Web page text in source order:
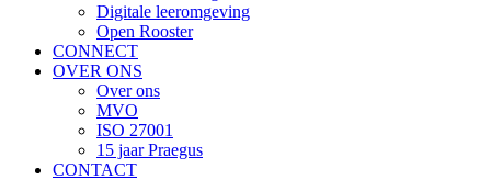
Digitale leeromgeving
Open Rooster
CONNECT
OVER ONS
Over ons
MVO
ISO 27001
15 jaar Praegus
CONTACT